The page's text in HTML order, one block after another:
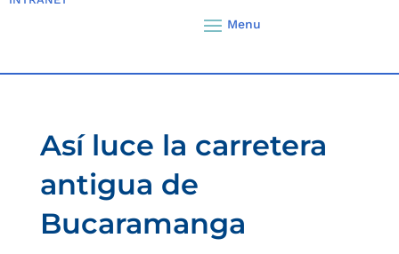
Así luce la carretera
antigua de
Bucaramanga